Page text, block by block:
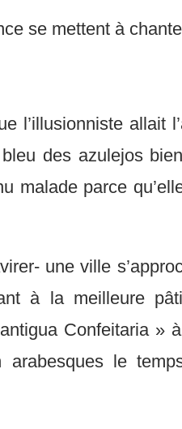
se mettent à
l’illusionniste allait
des azulejos
malade parce
une ville
à la meilleure
Confeitaria
le temps